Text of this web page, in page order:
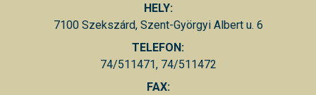
HELY:
7100 Szekszárd, Szent-Györgyi Albert u. 6
TELEFON:
74/511471, 74/511472
FAX: